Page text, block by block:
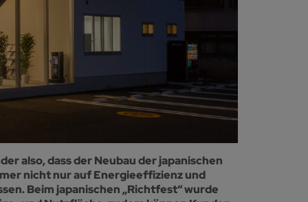
also, dass der Neubau der japanischen
nicht nur auf Energieeffizienz und
Beim japanischen „Richtfest“ wurde